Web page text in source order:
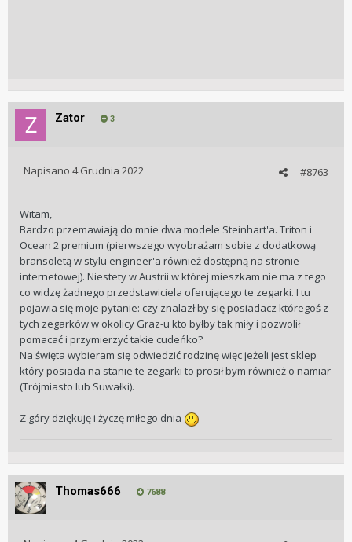
Zator 3
#8763
Napisano 4 Grudnia 2022
Witam,
Bardzo przemawiają do mnie dwa modele Steinhart'a. Triton i
Ocean 2 premium (pierwszego wyobrażam sobie z dodatkową
bransoletą w stylu engineer'a również dostępną na stronie
internetowej). Niestety w Austrii w której mieszkam nie ma z tego
co widzę żadnego przedstawiciela oferującego te zegarki. I tu
pojawia się moje pytanie: czy znalazł by się posiadacz któregoś z
tych zegarków w okolicy Graz-u kto byłby tak miły i pozwolił
pomacać i przymierzyć takie cudeńko?
Na święta wybieram się odwiedzić rodzinę więc jeżeli jest sklep
który posiada na stanie te zegarki to prosił bym również o namiar
(Trójmiasto lub Suwałki).
Z góry dziękuję i życzę miłego dnia
Thomas666 7688